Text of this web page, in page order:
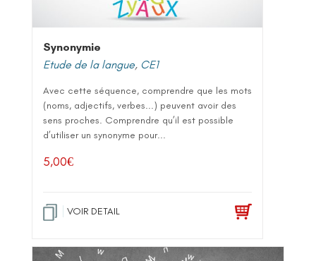
Synonymie
Etude de la langue, CE1
Avec cette séquence, comprendre que les mots
(noms, adjectifs, verbes...) peuvent avoir des
sens proches. Comprendre qu’il est possible
d’utiliser un synonyme pour...
5,00€
VOIR DETAIL